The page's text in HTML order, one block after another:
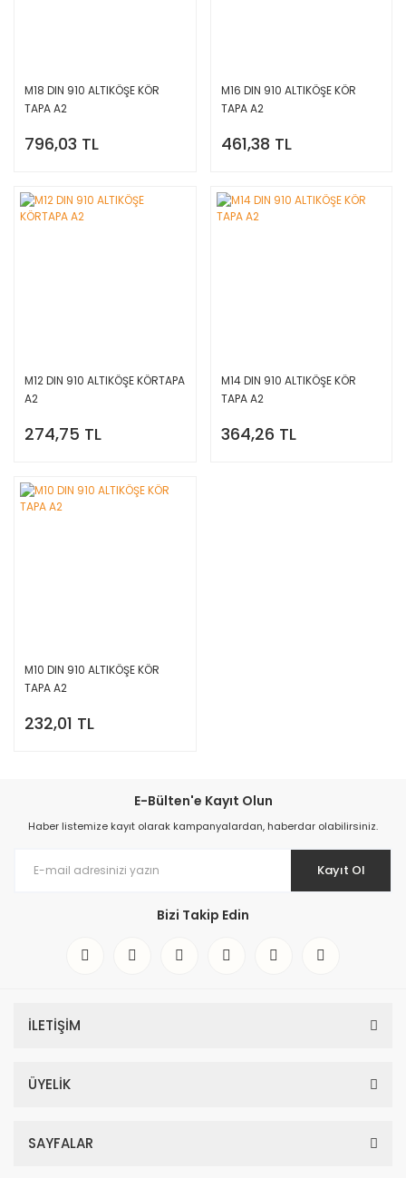
M18 DIN 910 ALTIKÖŞE KÖR
TAPA A2
796,03 TL
M16 DIN 910 ALTIKÖŞE KÖR
TAPA A2
461,38 TL
M12 DIN 910 ALTIKÖŞE KÖRTAPA
A2
274,75 TL
M14 DIN 910 ALTIKÖŞE KÖR
TAPA A2
364,26 TL
M10 DIN 910 ALTIKÖŞE KÖR
TAPA A2
232,01 TL
E-Bülten'e Kayıt Olun
Haber listemize kayıt olarak kampanyalardan, haberdar olabilirsiniz.
Kayıt Ol
Bizi Takip Edin
İLETİŞİM
ÜYELİK
SAYFALAR